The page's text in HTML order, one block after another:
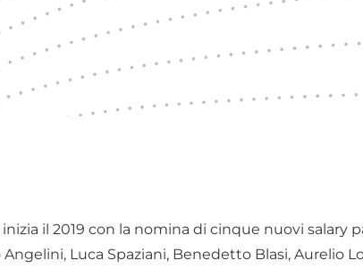
il 2019 con la nomina di cinque nuovi salary
Luca Spaziani, Benedetto Blasi, Aurelio